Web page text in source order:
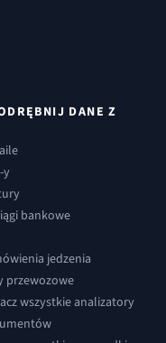
DANE Z
y
bankowe
jedzenia
przewozowe
wszystkie analizatory